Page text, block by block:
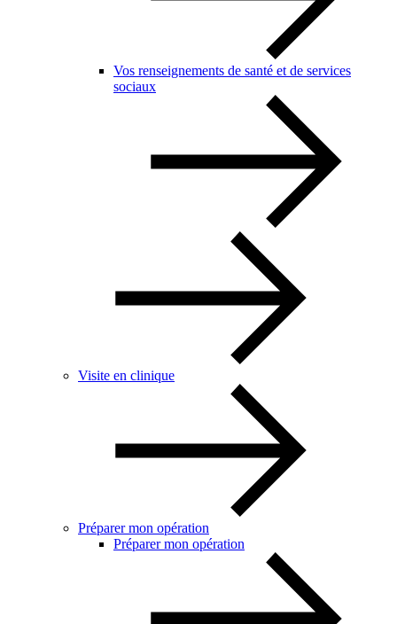
Vos renseignements de santé et de services
sociaux
Visite en clinique
Préparer mon opération
Préparer mon opération